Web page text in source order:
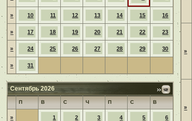
» 10 11 12 13 14 15 16
» 17 18 19 20 21 22 23
» 24 25 26 27 28 29 30
» 31
Сентябрь 2026
П В С Ч П С В
» 1 2 3 4 5 6
»
»